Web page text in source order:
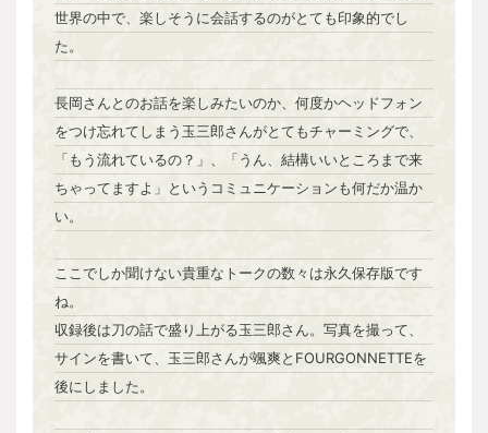
世界の中で、楽しそうに会話するのがとても印象的でし
た。
長岡さんとのお話を楽しみたいのか、何度かヘッドフォン
をつけ忘れてしまう玉三郎さんがとてもチャーミングで、
「もう流れているの？」、「うん、結構いいところまで来
ちゃってますよ」というコミュニケーションも何だか温か
い。
ここでしか聞けない貴重なトークの数々は永久保存版です
ね。
収録後は刀の話で盛り上がる玉三郎さん。写真を撮って、
サインを書いて、玉三郎さんが颯爽とFOURGONNETTEを
後にしました。